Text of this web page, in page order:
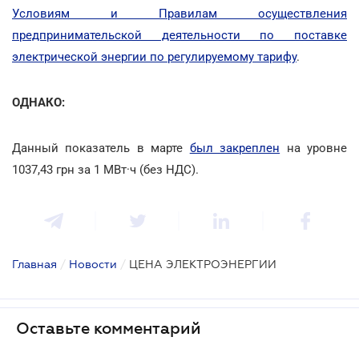
Условиям и Правилам осуществления
предпринимательской деятельности по поставке
электрической энергии по регулируемому тарифу.
ОДНАКО:
Данный показатель в марте был закреплен на уровне
1037,43 грн за 1 МВт·ч (без НДС).
Главная / Новости / ЦЕНА ЭЛЕКТРОЭНЕРГИИ
Оставьте комментарий